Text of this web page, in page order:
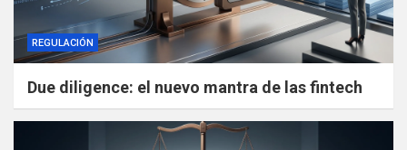
REGULACIÓN
Due diligence: el nuevo mantra de las fintech